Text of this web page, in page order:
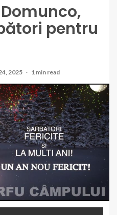
pentru
2025 1 min read